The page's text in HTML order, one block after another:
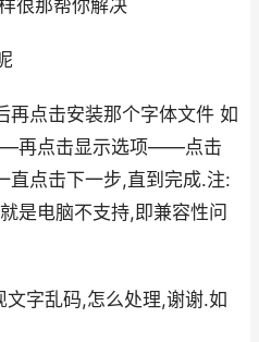
很那帮你解决
再点击安装那个字体文件 如
再点击显示选项——点击
点击下一步,直到完成.注:
是电脑不支持,即兼容性问
字乱码,怎么处理,谢谢.如